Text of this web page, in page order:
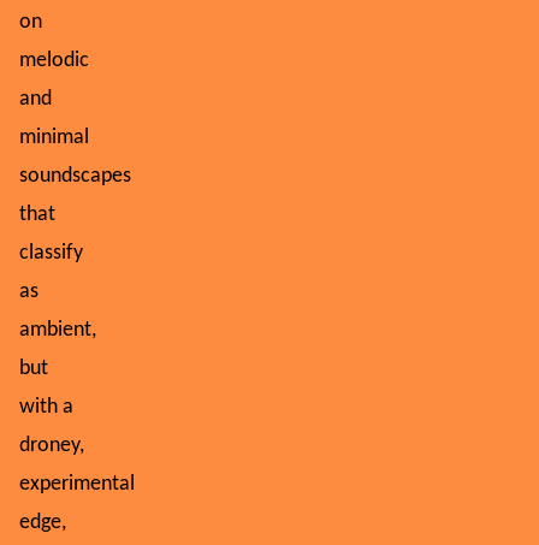
on
melodic
and
minimal
soundscapes
that
classify
as
ambient,
but
with a
droney,
experimental
edge,